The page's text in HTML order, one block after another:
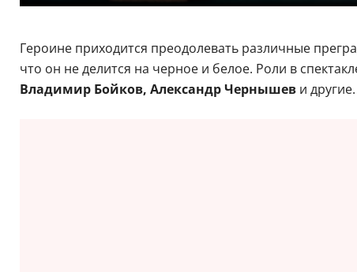
Героине приходится преодолевать различные
что он не делится на черное и белое. Роли в
Владимир Бойков, Александр Чернышев и другие.